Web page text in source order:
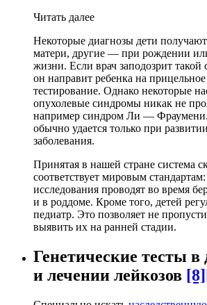
Читать далее
Некоторые диагнозы дети
матери, другие — при рождении
жизни. Если врач заподозрит такой
он направит ребенка на прицельное
тестирование. Однако некоторые
опухолевые синдромы никак не
например синдром Ли — Фраумени.
обычно удается только при
заболевания.
Принятая в нашей стране система
соответствует мировым
исследования проводят во время
и в роддоме. Кроме того, детей
педиатр. Это позволяет не
выявить их на ранней стадии.
Генетические тесты в
и лечении лейкозов [8]